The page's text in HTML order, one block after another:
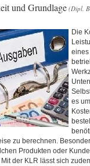
und Grundlage (Dipl.
Die
eines
es
zu berechnen.
Produkten oder
der KLR lässt sich